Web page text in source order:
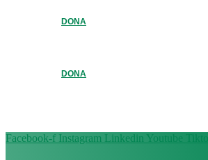
DONA
DONA
Facebook-f Instagram Linkedin Youtube Tiktok